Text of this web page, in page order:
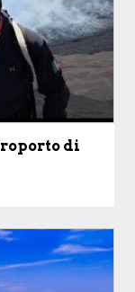
di